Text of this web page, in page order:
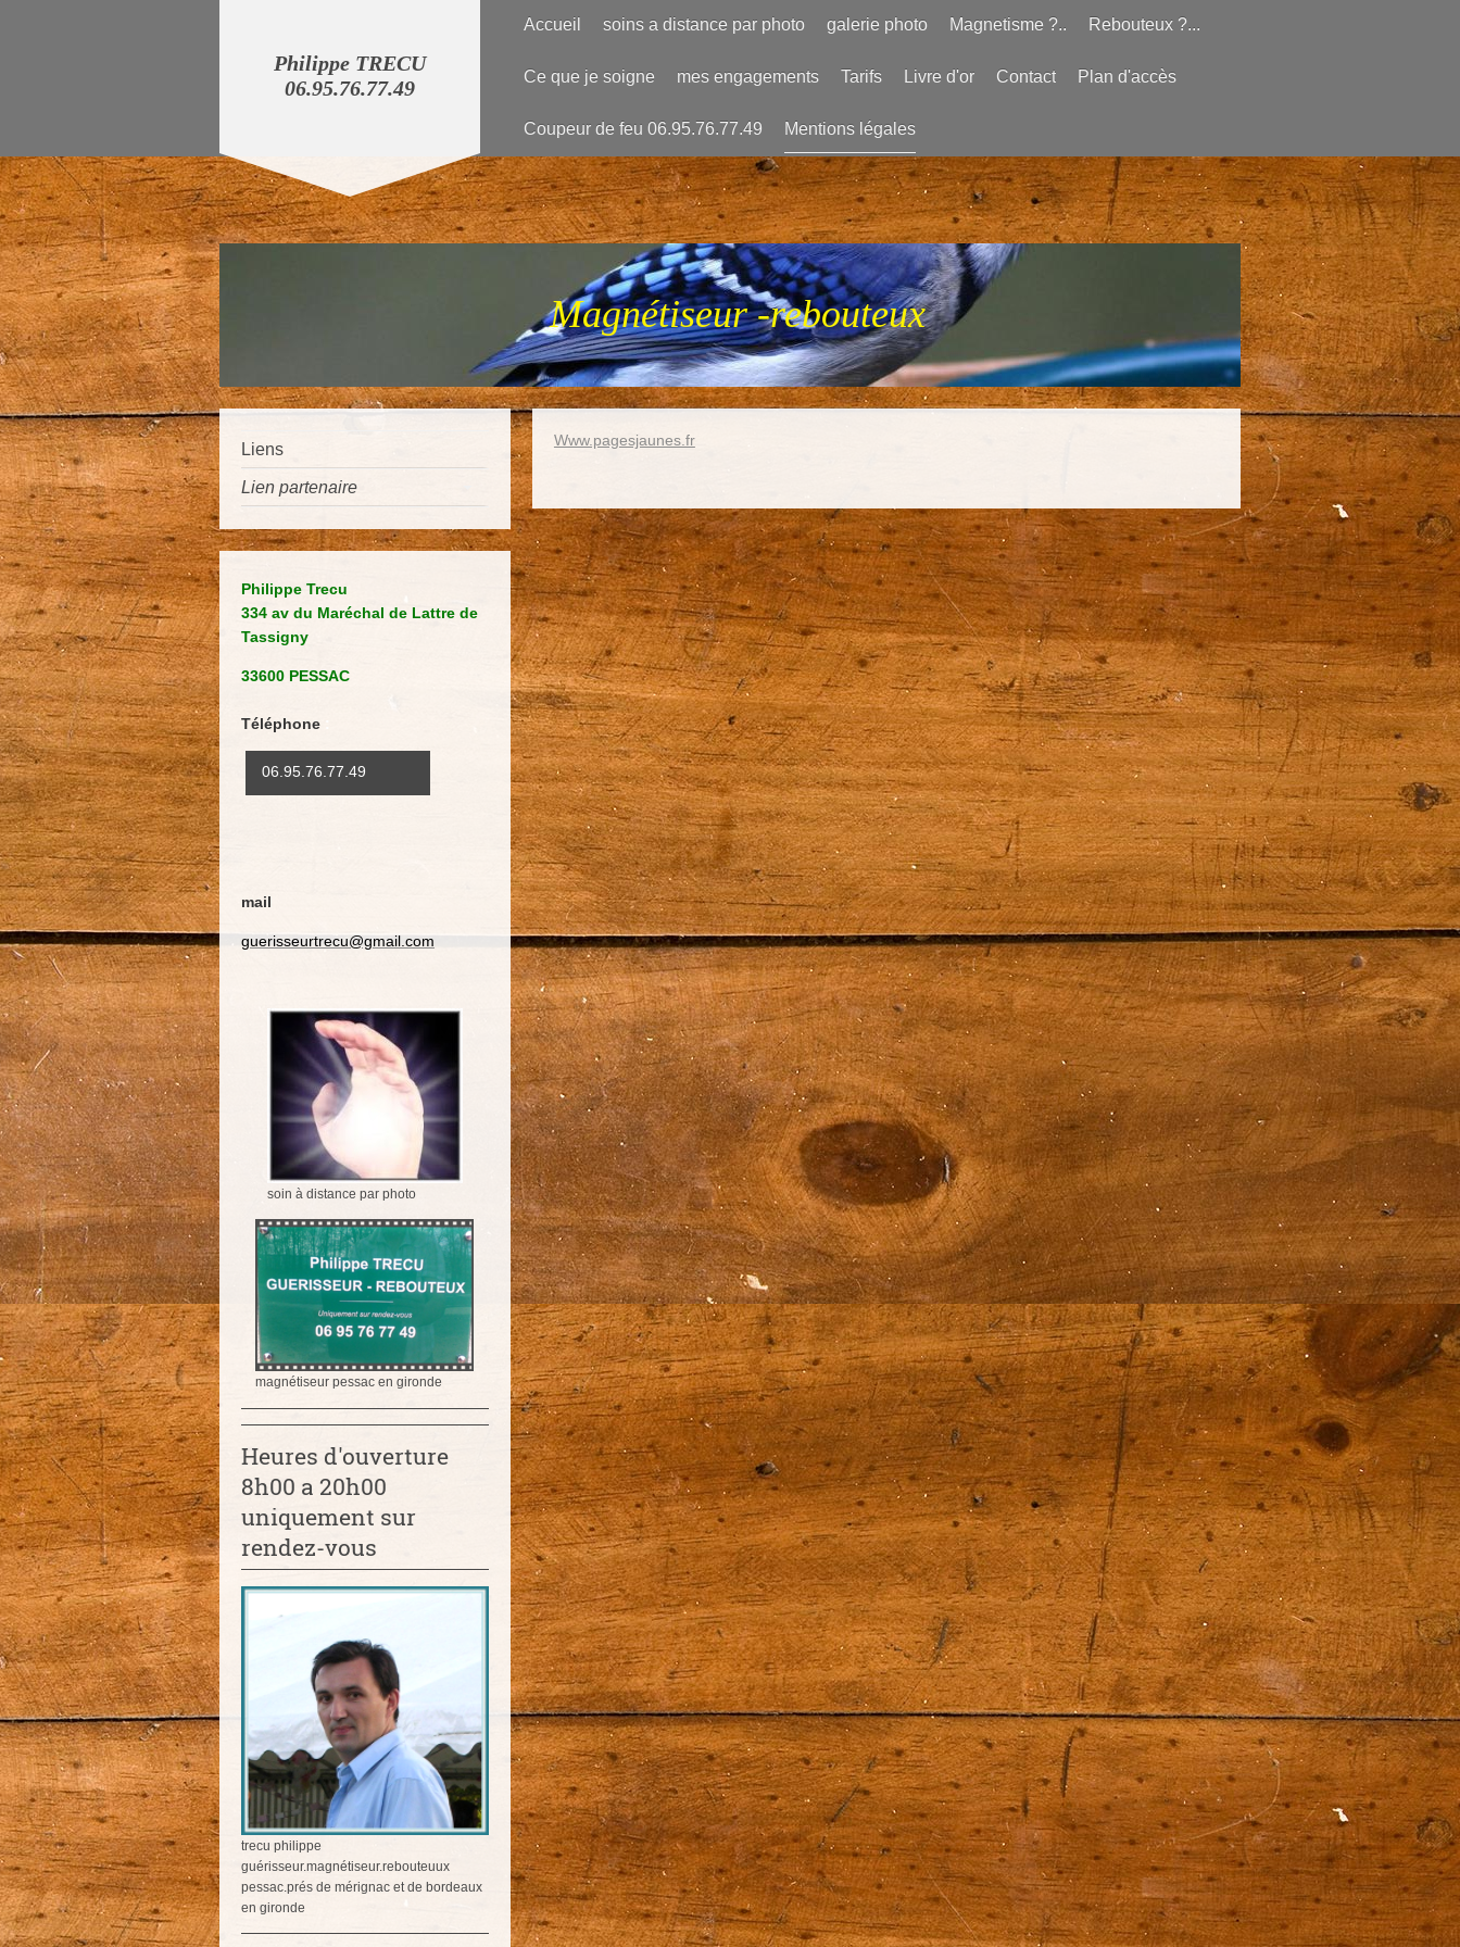
Accueil soins a distance par photo galerie photo Magnetisme ?.. Rebouteux ?...
Ce que je soigne mes engagements Tarifs Livre d'or Contact Plan d'accès
Coupeur de feu 06.95.76.77.49 Mentions légales
Philippe TRECU
06.95.76.77.49
Magnétiseur -rebouteux
Www.pagesjaunes.fr
Liens
Lien partenaire
Philippe Trecu
334 av du Maréchal de Lattre de
Tassigny
33600 PESSAC
Téléphone
06.95.76.77.49
mail
guerisseurtrecu@gmail.com
soin à distance par photo
magnétiseur pessac en gironde
Heures d'ouverture
8h00 a 20h00
uniquement sur
rendez-vous
trecu philippe
guérisseur.magnétiseur.rebouteuux
pessac.prés de mérignac et de bordeaux
en gironde